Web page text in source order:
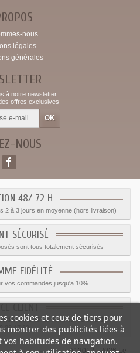
nous
légales
générales
à notre newsletter
offres exclusives
NOUS
48/ 72 H
2 à 3 jours en moyenne (hors livraison)
SÉCURISÉ
sont tous totalement sécurisés
FIDÉLITÉ
vos commandes jusqu'a 10%
du lundi au vendredi de 8h à 17h
© 2012 - 2026 Le
cookies et ceux de tiers pour
montrer des publicités liées à
vos habitudes de navigation.